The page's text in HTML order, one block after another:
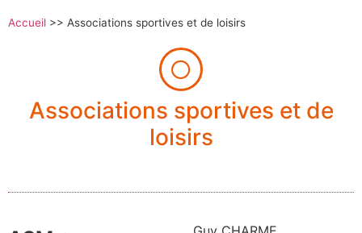
Accueil >> Associations sportives et de loisirs
Associations sportives et de
loisirs